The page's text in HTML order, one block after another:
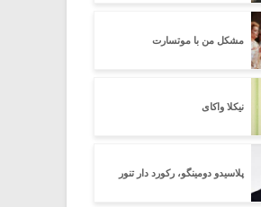
مشکل من با موتسارت
نیکلا واکای
پلاسیدو دومینگو، رکورد دار تنور